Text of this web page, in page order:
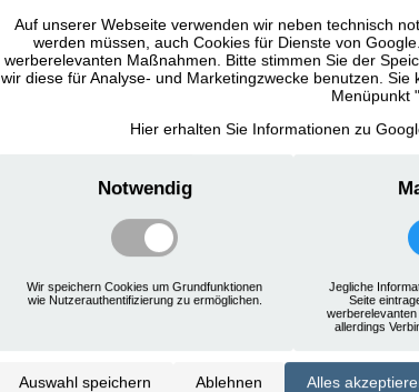
Aluminiumregal Steckregal System 90000,
120 kg, Feldlast 600 kg
Aluminiumregal Steckregal System 90000,
120 kg, Feldlast 600 kg
Aluminiumregal Steckregal System 90000,
Auf unserer Webseite verwenden wir neben technisch
werden müssen, auch Cookies für Dienste von
werberelevanten Maßnahmen. Bitte stimmen Sie der
wir diese für Analyse- und Marketingzwecke benutzen.
Menüpunkt
Hier erhalten Sie Informationen zu
Notwendig
Wir speichern Cookies um Grundfunktionen
wie Nutzerauthentifizierung zu ermöglichen.
Jegliche
Seite
allerdings
Auswahl speichern Ablehnen Alles